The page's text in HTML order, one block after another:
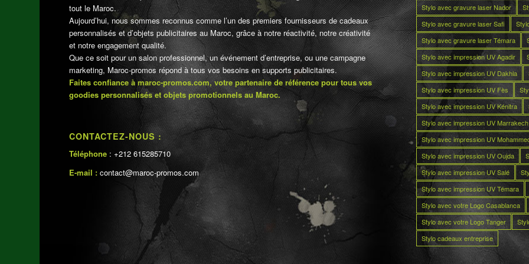
tout le Maroc.
Aujourd’hui, nous sommes reconnus comme l’un des premiers fournisseurs de cadeaux
personnalisés et d’objets publicitaires au Maroc, grâce à notre réactivité, notre créativité
et notre engagement qualité.
Que ce soit pour un salon professionnel, un événement d’entreprise, ou une campagne
marketing, Maroc-promos répond à tous vos besoins en supports publicitaires.
Faites confiance à maroc-promos.com, votre partenaire de référence pour tous vos
goodies personnalisés et objets promotionnels au Maroc.
CONTACTEZ-NOUS :
Téléphone : +212 615285710
E-mail : contact@maroc-promos.com
Stylo avec gravure laser Nador
Stylo avec gravure laser Safi
Stylo avec gravure laser Témara
Stylo avec impression UV Agadir
Stylo avec impression UV Dakhla
Stylo avec impression UV Fès
Stylo avec impression UV Kénitra
Stylo avec impression UV Marrakech
Stylo avec impression UV
Stylo avec impression UV Oujda
Stylo avec impression UV Salé
Stylo avec impression UV Témara
Stylo avec votre Logo Casablanca
Stylo avec votre Logo Tanger
Stylo cadeaux entreprise